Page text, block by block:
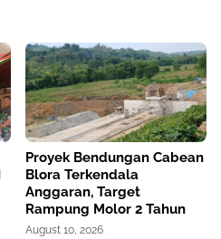
Proyek Bendungan Cabean
Blora Terkendala
Anggaran, Target
Rampung Molor 2 Tahun
August 10, 2026